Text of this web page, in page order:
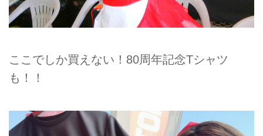
ここでしか買えない！80周年記念Tシャツ
も！！